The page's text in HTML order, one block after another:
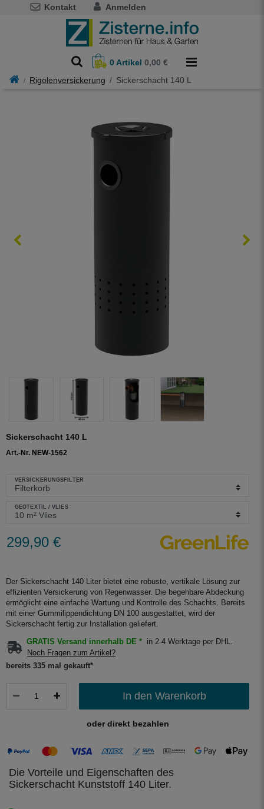
Kontakt Anmelden
0Artikel 0,00 €
Rigolenversickerung
Sickerschacht 140 L
Sickerschacht 140 L
Art.-Nr. NEW-1562
299,90 €
VERSICKERUNGSFILTER
GEOTEXTIL / VLIES
Der Sickerschacht 140 Liter bietet eine robuste, vertikale Lösung zur
effizienten Versickerung von Regenwasser. Die begehbare Abdeckung
ermöglicht eine einfache Wartung und Kontrolle des Schachts. Bereits
mit einer Gummilippendichtung DN 100 ausgestattet, wird der
Sickerschacht fertig zur Installation geliefert.
GRATIS Versand innerhalb DE *
in 2-4 Werktage per DHL.
Noch Fragen zum Artikel?
bereits 335 mal gekauft*
In den Warenkorb
oder direkt bezahlen
Die Vorteile und Eigenschaften des
Sickerschacht Kunststoff 140 Liter.